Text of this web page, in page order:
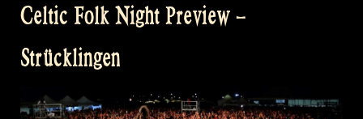
Preview
Winschoten“
Celtic Folk Night Preview –
Strücklingen